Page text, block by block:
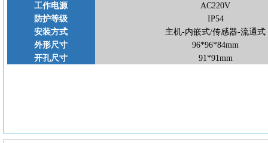
工作电源
AC220V
防护等级
IP54
安装方式
主机-内嵌式/传感器-流通式
外形尺寸
96*96*84mm
开孔尺寸
91*91mm